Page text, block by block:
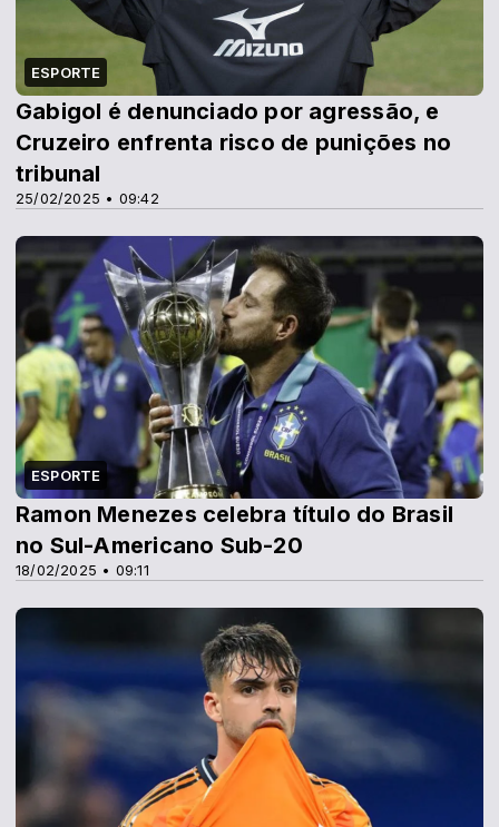
ESPORTE
25/02/2025 • 09:42
Gabigol é denunciado por agressão, e
Cruzeiro enfrenta risco de punições no
tribunal
ESPORTE
18/02/2025 • 09:11
Ramon Menezes celebra título do Brasil
no Sul-Americano Sub-20